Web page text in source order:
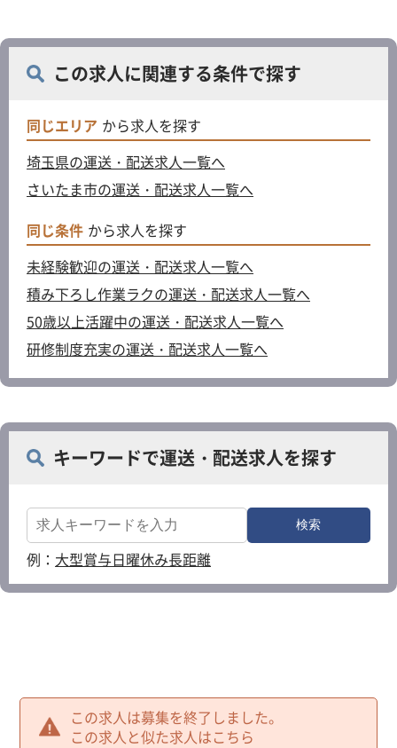
この求人に関連する条件で探す
同じエリア から求人を探す
埼玉県の運送・配送求人一覧へ
さいたま市の運送・配送求人一覧へ
同じ条件 から求人を探す
未経験歓迎の運送・配送求人一覧へ
積み下ろし作業ラクの運送・配送求人一覧へ
50歳以上活躍中の運送・配送求人一覧へ
研修制度充実の運送・配送求人一覧へ
キーワードで運送・配送求人を探す
例： 大型賞与日曜休み長距離
この求人は募集を終了しました。
この求人と似た求人はこちら